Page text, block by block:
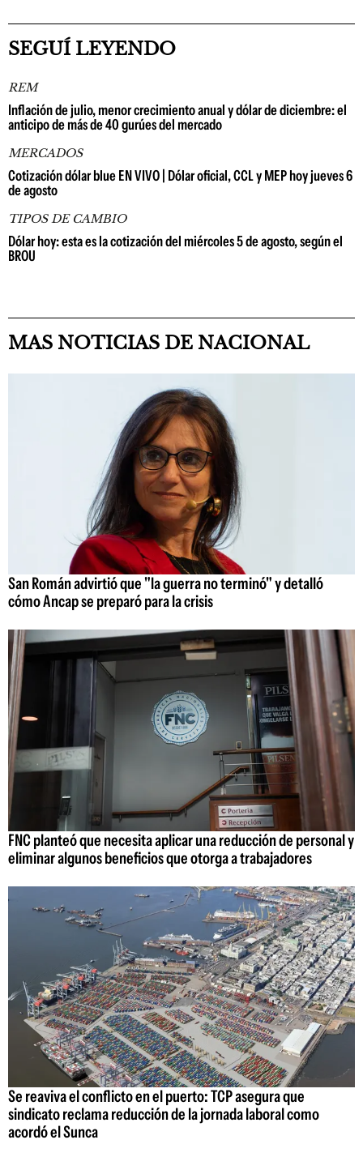
SEGUÍ LEYENDO
REM
Inflación de julio, menor crecimiento anual y dólar de diciembre: el
anticipo de más de 40 gurúes del mercado
MERCADOS
Cotización dólar blue EN VIVO | Dólar oficial, CCL y MEP hoy jueves 6
de agosto
TIPOS DE CAMBIO
Dólar hoy: esta es la cotización del miércoles 5 de agosto, según el
BROU
MAS NOTICIAS DE NACIONAL
San Román advirtió que "la guerra no terminó" y detalló
cómo Ancap se preparó para la crisis
FNC planteó que necesita aplicar una reducción de personal y
eliminar algunos beneficios que otorga a trabajadores
Se reaviva el conflicto en el puerto: TCP asegura que
sindicato reclama reducción de la jornada laboral como
acordó el Sunca